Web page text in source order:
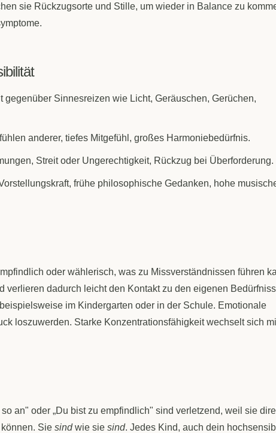
sie Rückzugsorte und Stille, um wieder in Balance zu
gegenüber Sinnesreizen wie Licht, Geräuschen, Gerüchen,
anderer, tiefes Mitgefühl, großes Harmoniebedürfnis.
Streit oder Ungerechtigkeit, Rückzug bei Überforderung.
frühe philosophische Gedanken, hohe
oder wählerisch, was zu Missverständnissen führen
verlieren dadurch leicht den Kontakt zu den eigenen
im Kindergarten oder in der Schule. Emotionale
loszuwerden. Starke Konzentrationsfähigkeit wechselt sich
an" oder „Du bist zu empfindlich" sind verletzend, weil sie
Sie sindwie sie sind. Jedes Kind, auch dein